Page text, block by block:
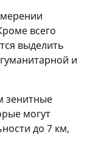
всего
выделить
и
зенитные
могут
до 7 км,